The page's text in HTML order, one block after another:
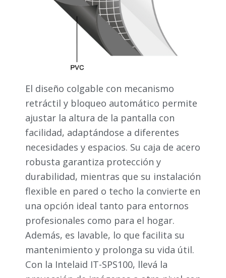
El diseño colgable con mecanismo
retráctil y bloqueo automático permite
ajustar la altura de la pantalla con
facilidad, adaptándose a diferentes
necesidades y espacios. Su caja de acero
robusta garantiza protección y
durabilidad, mientras que su instalación
flexible en pared o techo la convierte en
una opción ideal tanto para entornos
profesionales como para el hogar.
Además, es lavable, lo que facilita su
mantenimiento y prolonga su vida útil.
Con la Intelaid IT-SPS100, llevá la